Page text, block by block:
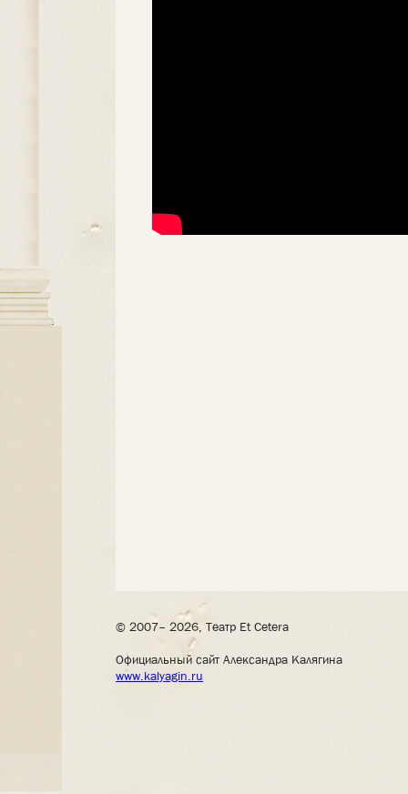
© 2007– 2026, Театр Et Cetera
Официальный сайт Александра Калягина
www.kalyagin.ru